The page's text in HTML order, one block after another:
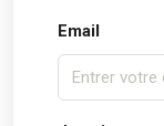
Email